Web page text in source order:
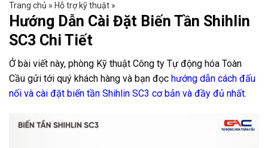
Trang chủ » Hỗ trợ kỹ thuật »
Hướng Dẫn Cài Đặt Biến Tần Shihlin
SC3 Chi Tiết
Ở bài viết này, phòng Kỹ thuật Công ty Tự động hóa Toàn
Cầu gửi tới quý khách hàng và bạn đọc hướng dẫn cách đấu
nối và cài đặt biến tần Shihlin SC3 cơ bản và đầy đủ nhất.